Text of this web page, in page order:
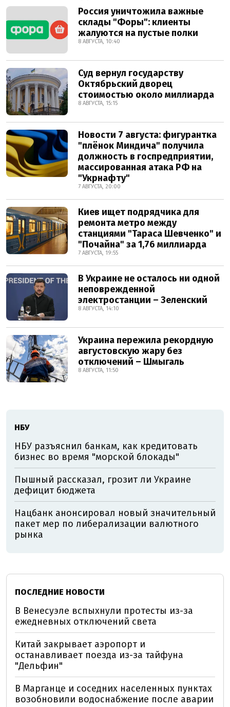
Россия уничтожила важные
склады "Форы": клиенты
жалуются на пустые полки
8 АВГУСТА, 10:40
Суд вернул государству
Октябрьский дворец
стоимостью около миллиарда
8 АВГУСТА, 15:15
Новости 7 августа: фигурантка
"плёнок Миндича" получила
должность в госпредприятии,
массированная атака РФ на
"Укрнафту"
7 АВГУСТА, 20:00
Киев ищет подрядчика для
ремонта метро между
станциями "Тараса Шевченко" и
"Почайна" за 1,76 миллиарда
7 АВГУСТА, 19:55
В Украине не осталось ни одной
неповрежденной
электростанции – Зеленский
8 АВГУСТА, 14:10
Украина пережила рекордную
августовскую жару без
отключений – Шмыгаль
8 АВГУСТА, 11:50
НБУ
НБУ разъяснил банкам, как кредитовать
бизнес во время "морской блокады"
Пышный рассказал, грозит ли Украине
дефицит бюджета
Нацбанк анонсировал новый значительный
пакет мер по либерализации валютного
рынка
ПОСЛЕДНИЕ НОВОСТИ
В Венесуэле вспыхнули протесты из-за
ежедневных отключений света
Китай закрывает аэропорт и
останавливает поезда из-за тайфуна
"Дельфин"
В Марганце и соседних населенных пунктах
возобновили водоснабжение после аварии